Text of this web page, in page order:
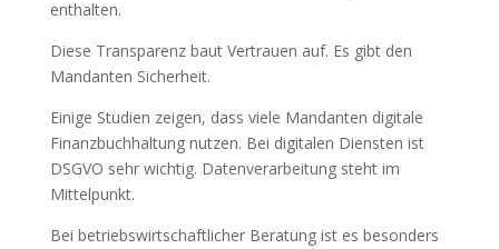
enthalten.
Diese Transparenz baut Vertrauen auf. Es gibt den
Mandanten Sicherheit.
Einige Studien zeigen, dass viele Mandanten digitale
Finanzbuchhaltung nutzen. Bei digitalen Diensten ist
DSGVO sehr wichtig. Datenverarbeitung steht im
Mittelpunkt.
Bei betriebswirtschaftlicher Beratung ist es besonders